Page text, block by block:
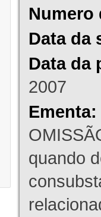
Numero
Data da
Data da
2007
Ementa:
quando